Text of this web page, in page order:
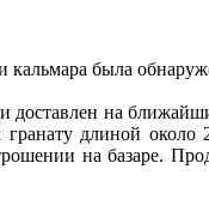
была
на
длиной
на базаре.